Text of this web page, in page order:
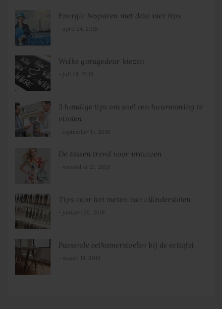
Energie besparen met deze vier tips
april 24, 2018
Welke garagedeur kiezen
juli 18, 2018
3 handige tips om snel een huurwoning te
vinden
september 17, 2018
De tassen trend voor vrouwen
november 21, 2018
Tips voor het meten van cilindersloten
januari 25, 2019
Passende eetkamerstoelen bij de eettafel
maart 18, 2019